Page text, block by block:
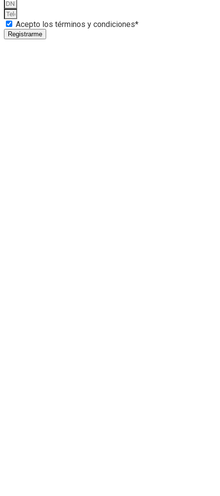
Acepto los términos y condiciones*
Registrarme